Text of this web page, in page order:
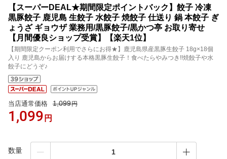
【スーパーDEAL★期間限定ポイントバック】餃子 冷凍
黒豚餃子 鹿児島 生餃子 水餃子 焼餃子 仕送り 鍋 本餃子 ぎ
ょうざ ギョウザ 業務用/黒豚餃子/黒かつ亭 お取り寄せ
【月間優良ショップ受賞】【楽天1位】
【期間限定クーポン利用でさらにお得★】鹿児島県産黒豚生餃子 18g×18個
入り 鹿児島からお届けする本格黒豚生餃子！食べたらやみつき!!焼餃子や水
餃子にどうぞ♪
当店通常価格 1,099円
1,099 円
数量